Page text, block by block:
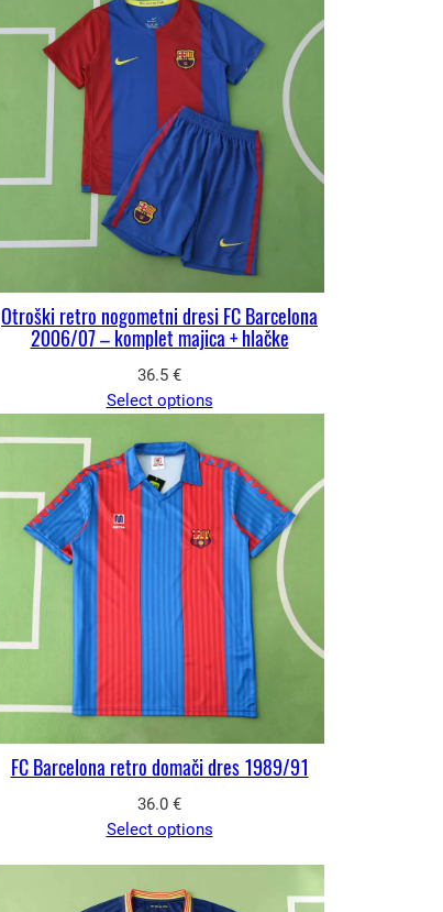
Otroški retro nogometni dresi FC Barcelona
2006/07 – komplet majica + hlačke
36.5 €
Select options
FC Barcelona retro domači dres 1989/91
36.0 €
Select options